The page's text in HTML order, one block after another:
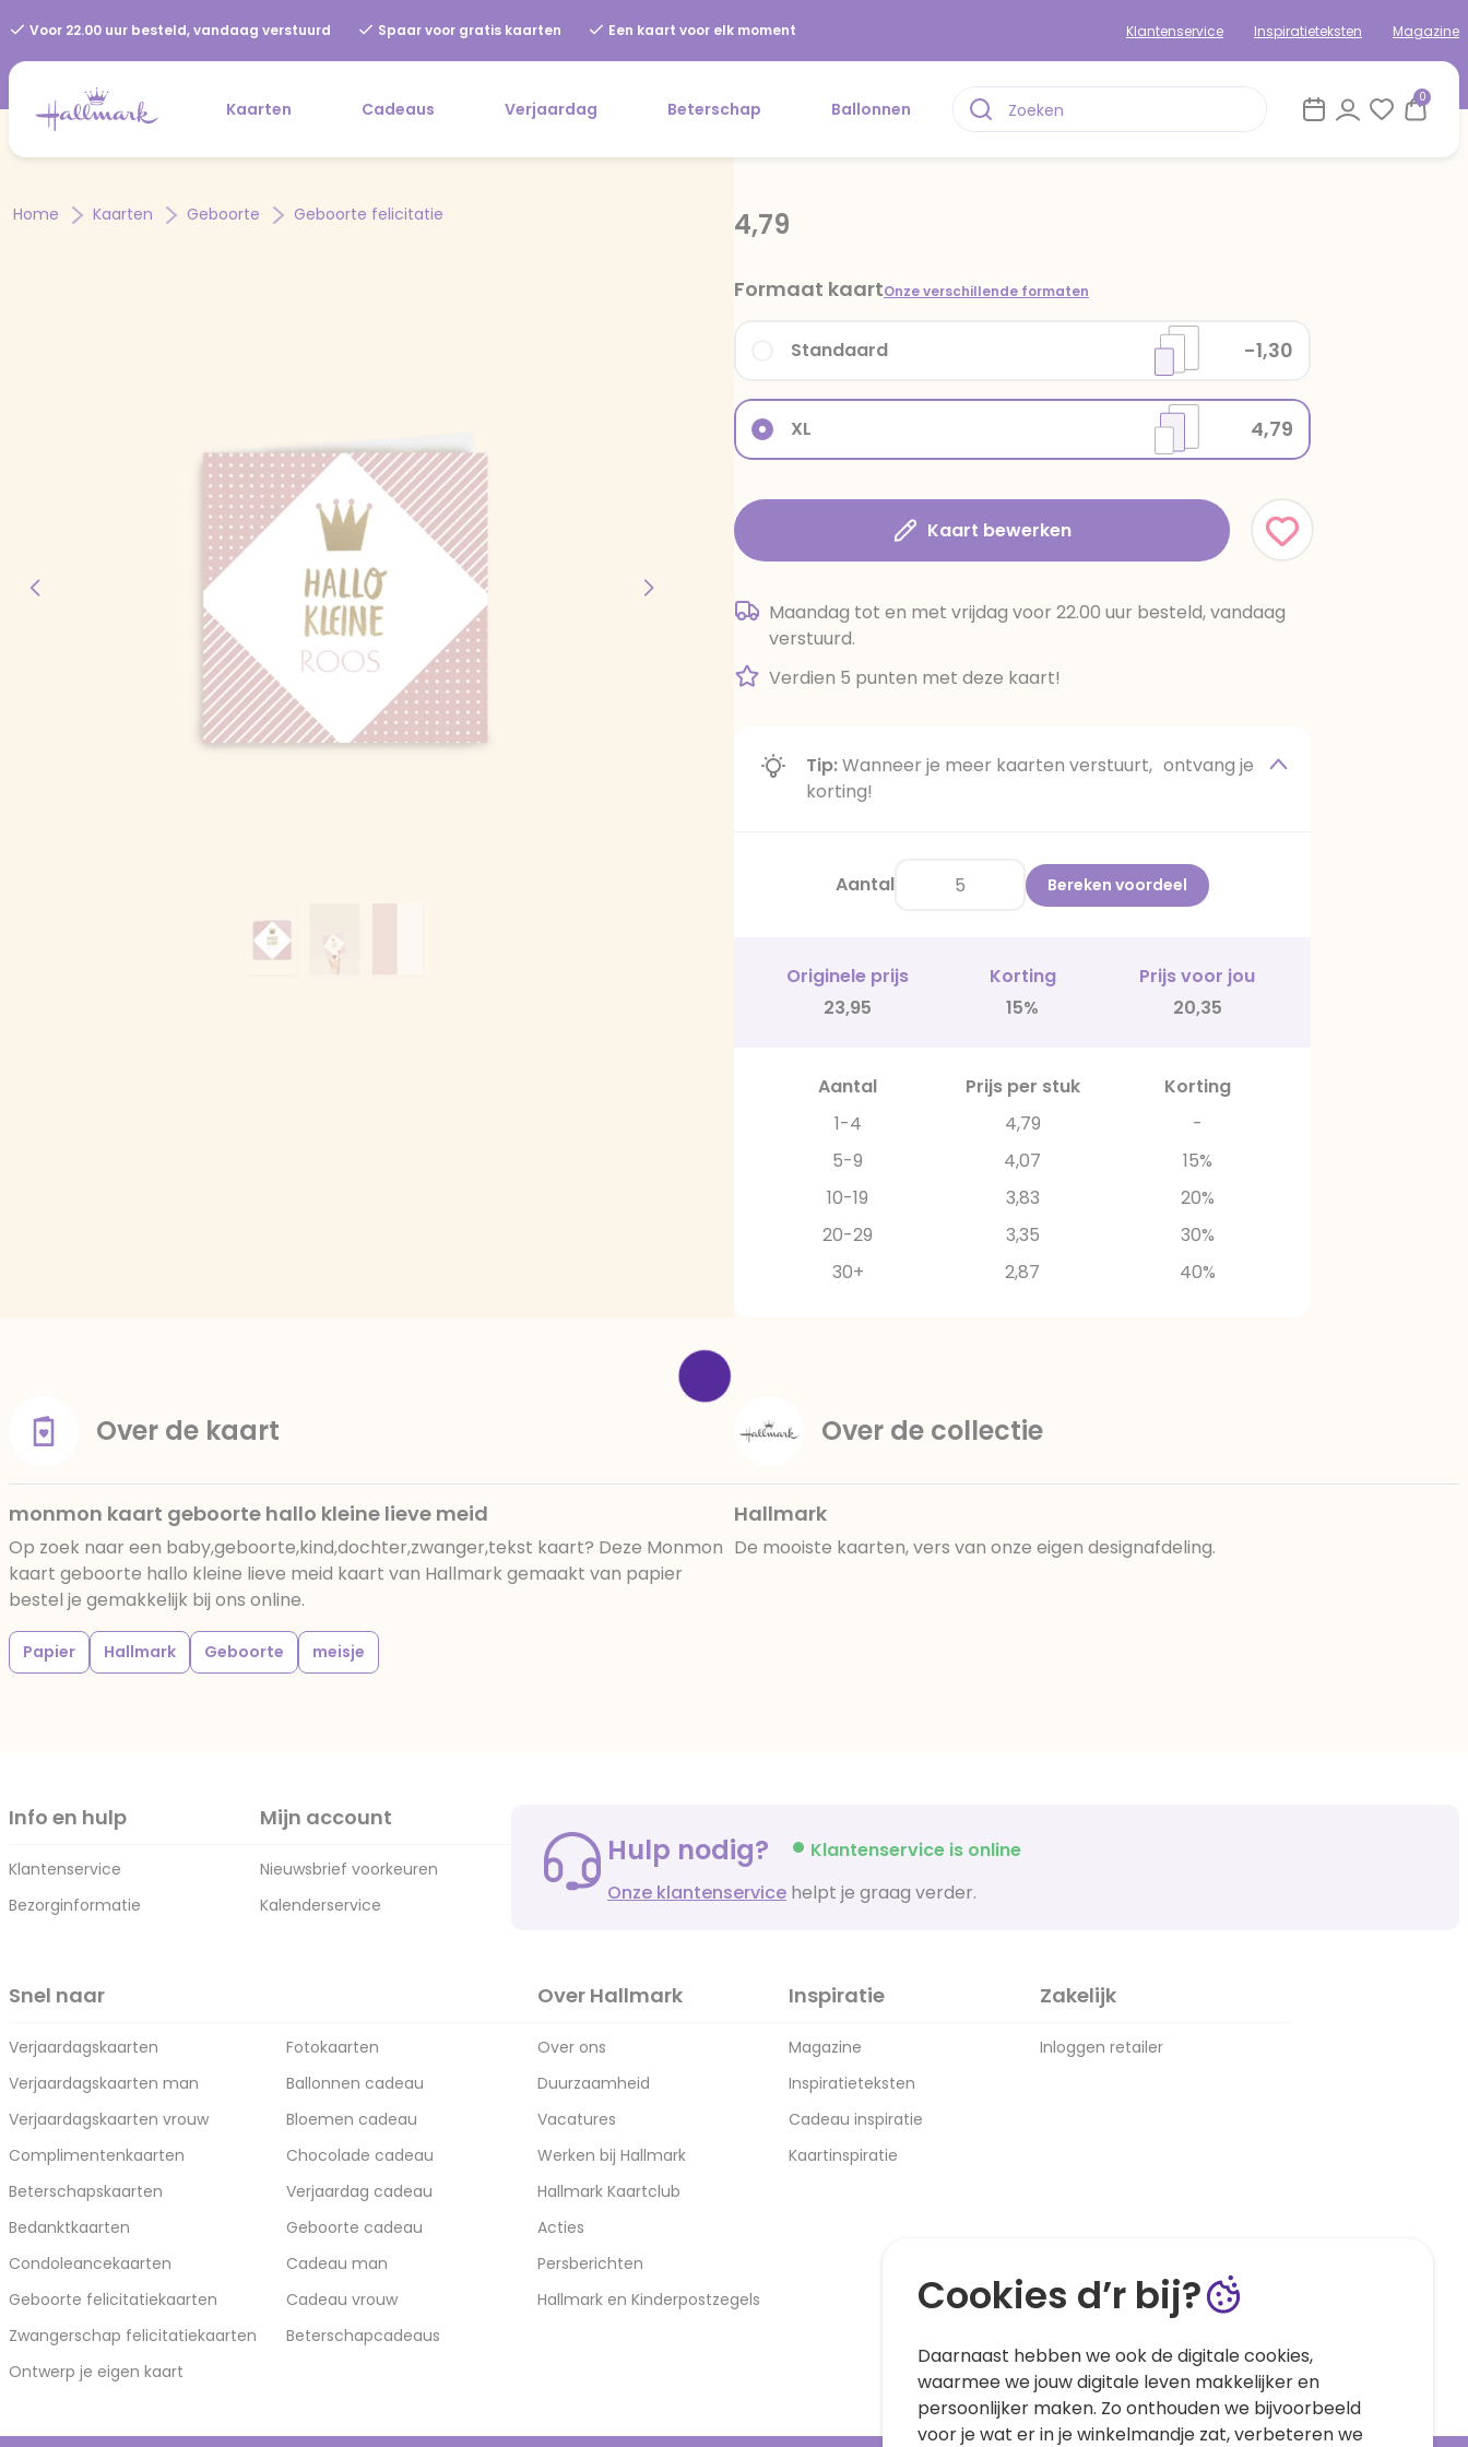
Voor 22.00 uur besteld, vandaag verstuurd Spaar voor gratis kaarten Een kaart voor elk moment Klantenservice Inspiratieteksten Magazine
Kaarten Cadeaus Verjaardag Beterschap Ballonnen
0
Home Kaarten Geboorte Geboorte felicitatie 4,79
Formaat kaartOnze verschillende formaten
XL 4,79
Standaard -1,30
Kaart bewerken
Maandag tot en met vrijdag voor 22.00 uur besteld, vandaag
verstuurd.
Verdien 5 punten met deze kaart!
Tip:Wanneer je meer kaarten verstuurt, ontvang je
korting!
Aantal Bereken voordeel
Originele prijs Korting
Prijs voor jou
23,95
15% 20,35
Aantal Prijs per stuk
Korting
1-4
4,79
-
5-9
4,07
15%
10-19
3,83
20%
20-29
3,35
30%
30+
2,87 40%
Over de kaart
monmon kaart geboorte hallo kleine lieve meid
Op zoek naar een baby,geboorte,kind,dochter,zwanger,tekst kaart? Deze Monmon
kaart geboorte hallo kleine lieve meid kaart van Hallmark gemaakt van papier
bestel je gemakkelijk bij ons online.
Papier Hallmark Geboorte meisje
Over de collectie
Hallmark
De mooiste kaarten, vers van onze eigen designafdeling.
Info en hulp
Klantenservice
Bezorginformatie
Mijn account
Nieuwsbrief voorkeuren
Kalenderservice
Hulp nodig?
Klantenservice is online
Onze klantenservice helpt je graag verder.
Snel naar
Verjaardagskaarten
Verjaardagskaarten man
Verjaardagskaarten vrouw
Complimentenkaarten
Beterschapskaarten
Bedanktkaarten
Condoleancekaarten
Geboorte felicitatiekaarten
Zwangerschap felicitatiekaarten
Ontwerp je eigen kaart
Fotokaarten
Ballonnen cadeau
Bloemen cadeau
Chocolade cadeau
Verjaardag cadeau
Geboorte cadeau
Cadeau man
Cadeau vrouw
Beterschapcadeaus
Over Hallmark
Over ons
Duurzaamheid
Vacatures
Werken bij Hallmark
Hallmark Kaartclub
Acties
Persberichten
Hallmark en Kinderpostzegels
Inspiratie
Magazine
Inspiratieteksten
Cadeau inspiratie
Kaartinspiratie
Zakelijk
Inloggen retailer
Cookies d’r bij?
Daarnaast hebben we ook de digitale cookies,
waarmee we jouw digitale leven makkelijker en
persoonlijker maken. Zo onthouden we bijvoorbeeld
voor je wat er in je winkelmandje zat, verbeteren we